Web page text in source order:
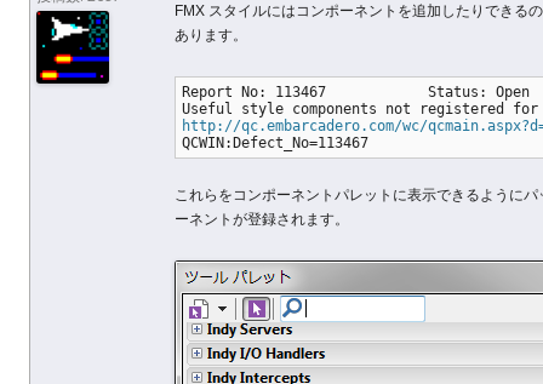
FMX スタイルにはコンポーネントを追加したりできる
あります。
Report No: 113467            Status: Open
Useful style components not registered for
http://qc.embarcadero.com/wc/
QCWIN:Defect_No=113467
これらをコンポーネントパレットに表示できるように
ーネントが登録されます。